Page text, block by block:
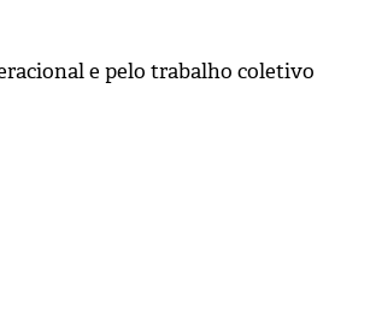
e pelo trabalho coletivo